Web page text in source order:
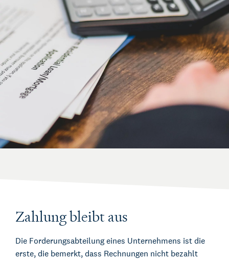
Zahlung bleibt aus
Die Forderungsabteilung eines Unternehmens ist die
erste, die bemerkt, dass Rechnungen nicht bezahlt